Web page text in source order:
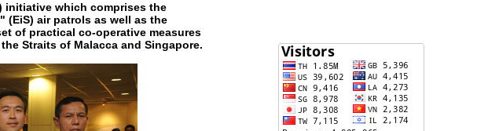
initiative which comprises the
(EiS) air patrols as well as the
of practical co-operative measures
Straits of Malacca and Singapore.